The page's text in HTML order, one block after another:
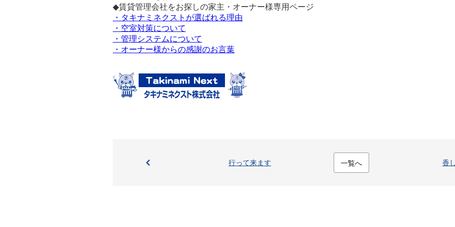
◆賃貸管理会社をお探しの家主・オーナー様専用ページ
・タキナミネクストが選ばれる理由
・空室対策について
・管理システムについて
・オーナー様からの感謝のお言葉
行って来ます 一覧へ 香